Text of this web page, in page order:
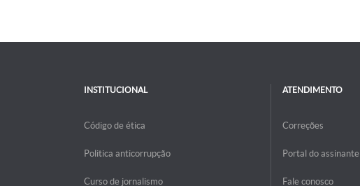
INSTITUCIONAL
Código de ética
Politica anticorrupção
Curso de jornalismo
ATENDIMENTO
Correções
Portal do assinante
Fale conosco